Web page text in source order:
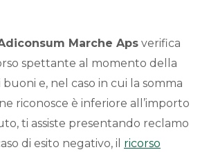
Marche Aps verifica
spettante al momento della
e, nel caso in cui la somma
riconosce è inferiore all’importo
ti assiste presentando reclamo
di esito negativo, il ricorso